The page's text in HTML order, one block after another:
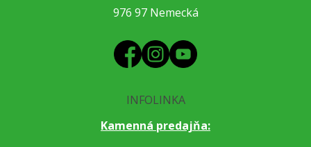
976 97 Nemecká
INFOLINKA
Kamenná predajňa: